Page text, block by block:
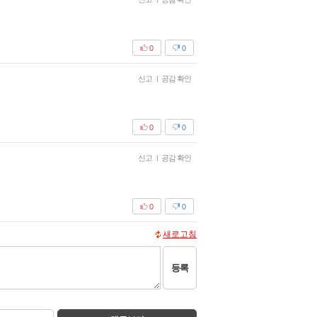
0
0
신고 | 공감 확인
0
0
신고 | 공감 확인
0
0
새로고침
등록